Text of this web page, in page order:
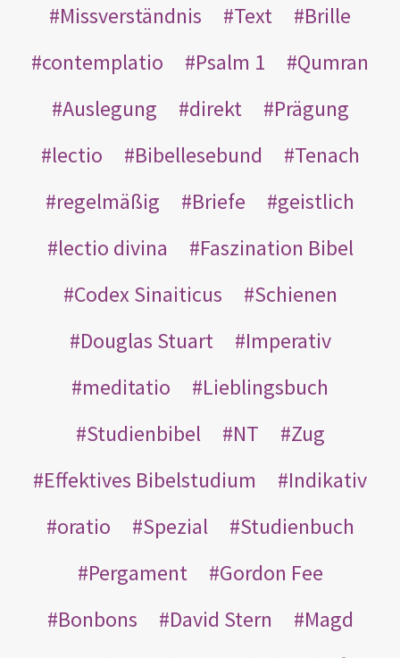
Missverständnis
Text
Brille
contemplatio
Psalm 1
Qumran
Auslegung
direkt
Prägung
lectio
Bibellesebund
Tenach
regelmäßig
Briefe
geistlich
lectio divina
Faszination Bibel
Codex Sinaiticus
Schienen
Douglas Stuart
Imperativ
meditatio
Lieblingsbuch
Studienbibel
NT
Zug
Effektives Bibelstudium
Indikativ
oratio
Spezial
Studienbuch
Pergament
Gordon Fee
Bonbons
David Stern
Magd